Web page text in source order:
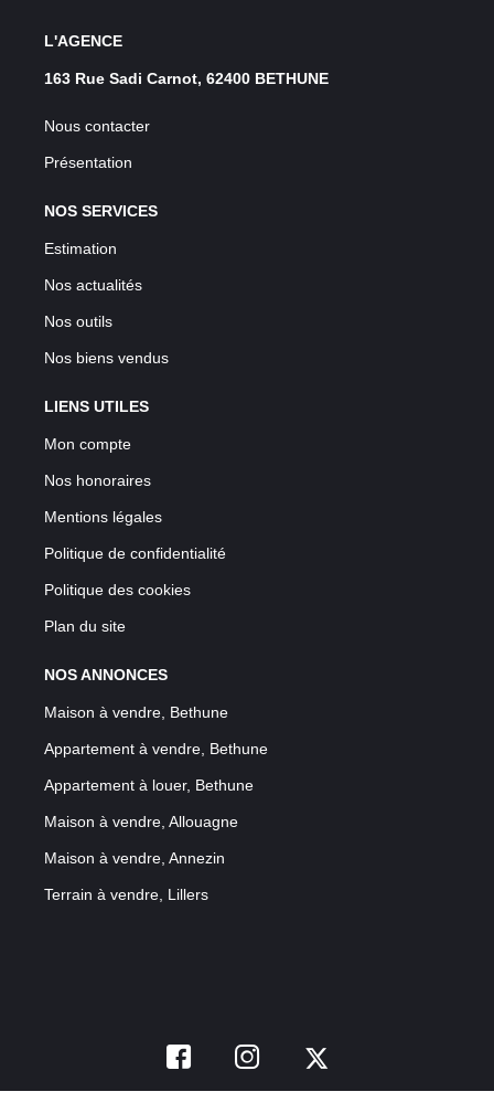
L'AGENCE
163 Rue Sadi Carnot, 62400 BETHUNE
Nous contacter
Présentation
NOS SERVICES
Estimation
Nos actualités
Nos outils
Nos biens vendus
LIENS UTILES
Mon compte
Nos honoraires
Mentions légales
Politique de confidentialité
Politique des cookies
Plan du site
NOS ANNONCES
Maison à vendre, Bethune
Appartement à vendre, Bethune
Appartement à louer, Bethune
Maison à vendre, Allouagne
Maison à vendre, Annezin
Terrain à vendre, Lillers